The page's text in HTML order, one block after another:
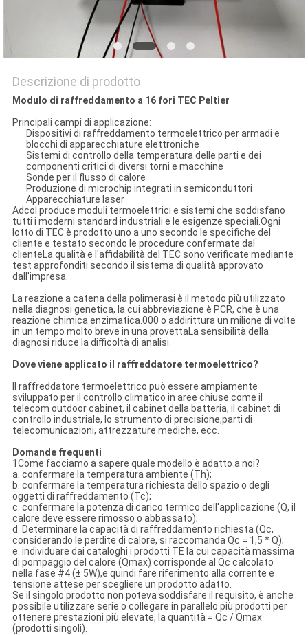
Descrizione di prodotto
Modulo di raffreddamento a 16 fori TEC Peltier
Principali campi di applicazione:
Dispositivi di raffreddamento termoelettrico per armadi e
blocchi di apparecchiature elettroniche
Sistemi di controllo della temperatura delle parti e dei
componenti critici di diversi torni e macchine
Sonde per il flusso di calore
Produzione di microchip integrati in semiconduttori
Apparecchiature laser
Adcol produce moduli termoelettrici e sistemi che soddisfano
tutti i moderni standard industriali e le esigenze speciali.Ogni
lotto di TEC è prodotto uno a uno secondo le specifiche del
cliente e testato secondo le procedure confermate dal
clienteLa qualità e l'affidabilità del TEC sono verificate mediante
test approfonditi secondo il sistema di qualità approvato
dall'impresa.
La reazione a catena della polimerasi è il metodo più utilizzato
nella diagnosi genetica, la cui abbreviazione è PCR, che è una
reazione chimica enzimatica.000 o addirittura un milione di volte
in un tempo molto breve in una provettaLa sensibilità della
diagnosi riduce la difficoltà di analisi.
Dove viene applicato il raffreddatore termoelettrico?
Il raffreddatore termoelettrico può essere ampiamente
sviluppato per il controllo climatico in aree chiuse come il
telecom outdoor cabinet, il cabinet della batteria, il cabinet di
controllo industriale, lo strumento di precisione,parti di
telecomunicazioni, attrezzature mediche, ecc.
Domande frequenti
1Come facciamo a sapere quale modello è adatto a noi?
a. confermare la temperatura ambiente (Th);
b. confermare la temperatura richiesta dello spazio o degli
oggetti di raffreddamento (Tc);
c. confermare la potenza di carico termico dell'applicazione (Q, il
calore deve essere rimosso o abbassato);
d. Determinare la capacità di raffreddamento richiesta (Qc,
considerando le perdite di calore, si raccomanda Qc = 1,5 * Q);
e. individuare dai cataloghi i prodotti TE la cui capacità massima
di pompaggio del calore (Qmax) corrisponde al Qc calcolato
nella fase #4 (± 5W),e quindi fare riferimento alla corrente e
tensione attese per scegliere un prodotto adatto.
Se il singolo prodotto non poteva soddisfare il requisito, è anche
possibile utilizzare serie o collegare in parallelo più prodotti per
ottenere prestazioni più elevate, la quantità = Qc / Qmax
(prodotti singoli).